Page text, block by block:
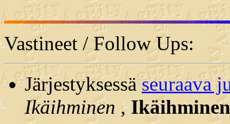
Vastineet / Follow Ups:
Järjestyksessäseuraava
Ikäihminen ,Ikäihminen